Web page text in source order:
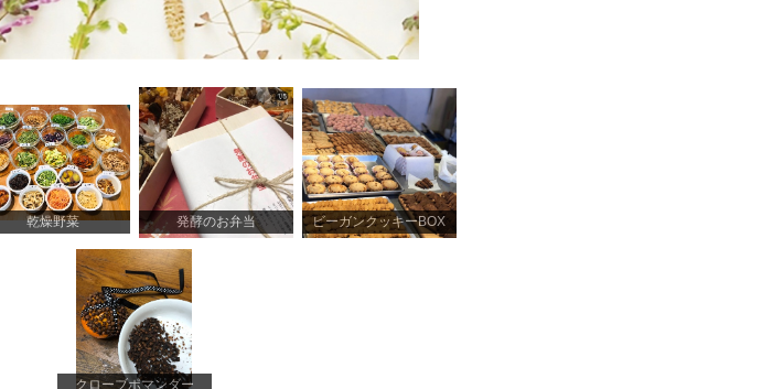
乾燥野菜 発酵のお弁当 ビーガンクッキーBOX
クローブポマンダー